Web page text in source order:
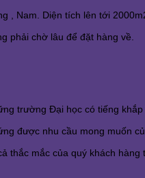
, Nam. Diện tích lên tới
phải chờ lâu để đặt hàng về.
trường Đại học có tiếng khắp
được nhu cầu mong muốn
thắc mắc của quý khách